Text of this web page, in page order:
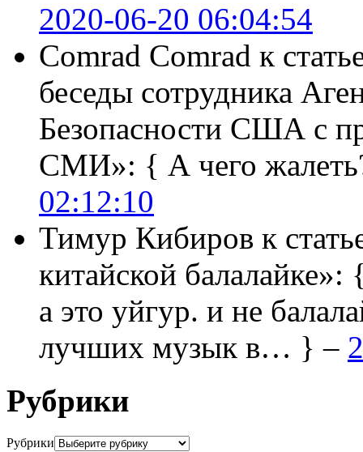
2020-06-20 06:04:54
Comrad Comrad к
беседы сотрудника
Безопасности США с
СМИ»: { А чего
02:12:10
Тимур Кибиров к
китайской балалайке»:
а это уйгур. и не
лучших музык в… } –
Рубрики
Рубрики